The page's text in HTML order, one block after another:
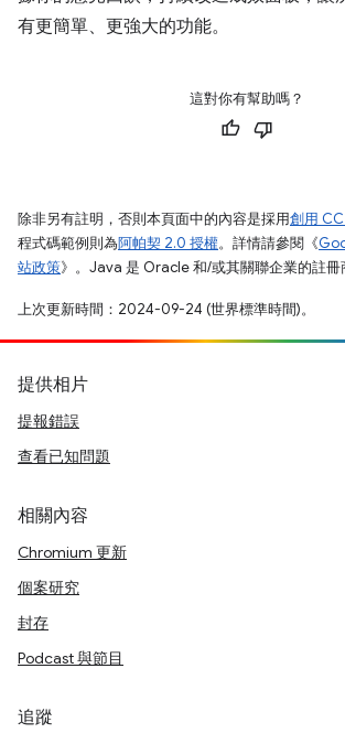
有更簡單、更強大的功能。
這對你有幫助嗎？
除非另有註明，否則本頁面中的內容是採用創用
程式碼範例則為阿帕契 2.0 授權。詳情請參閱《
站政策》。Java 是 Oracle 和/或其關聯企業的註冊
上次更新時間：2024-09-24 (世界標準時間)。
提供相片
提報錯誤
查看已知問題
相關內容
Chromium 更新
個案研究
封存
Podcast 與節目
追蹤